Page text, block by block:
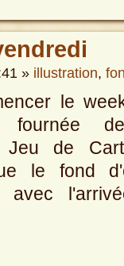
» illustration,
le
fournée
Jeu de
le fond